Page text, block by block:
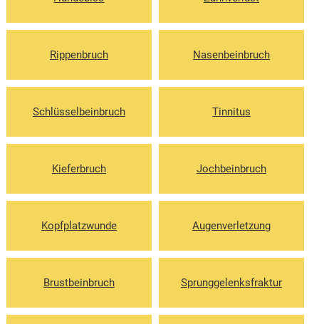
Rippenbruch Nasenbeinbruch
Schlüsselbeinbruch Tinnitus
Kieferbruch Jochbeinbruch
Kopfplatzwunde Augenverletzung
Brustbeinbruch Sprunggelenksfraktur